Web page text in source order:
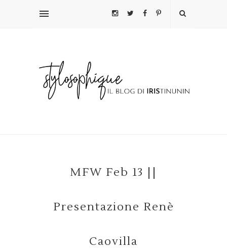
MFW Feb 13 ||
Presentazione Renè
Caovilla